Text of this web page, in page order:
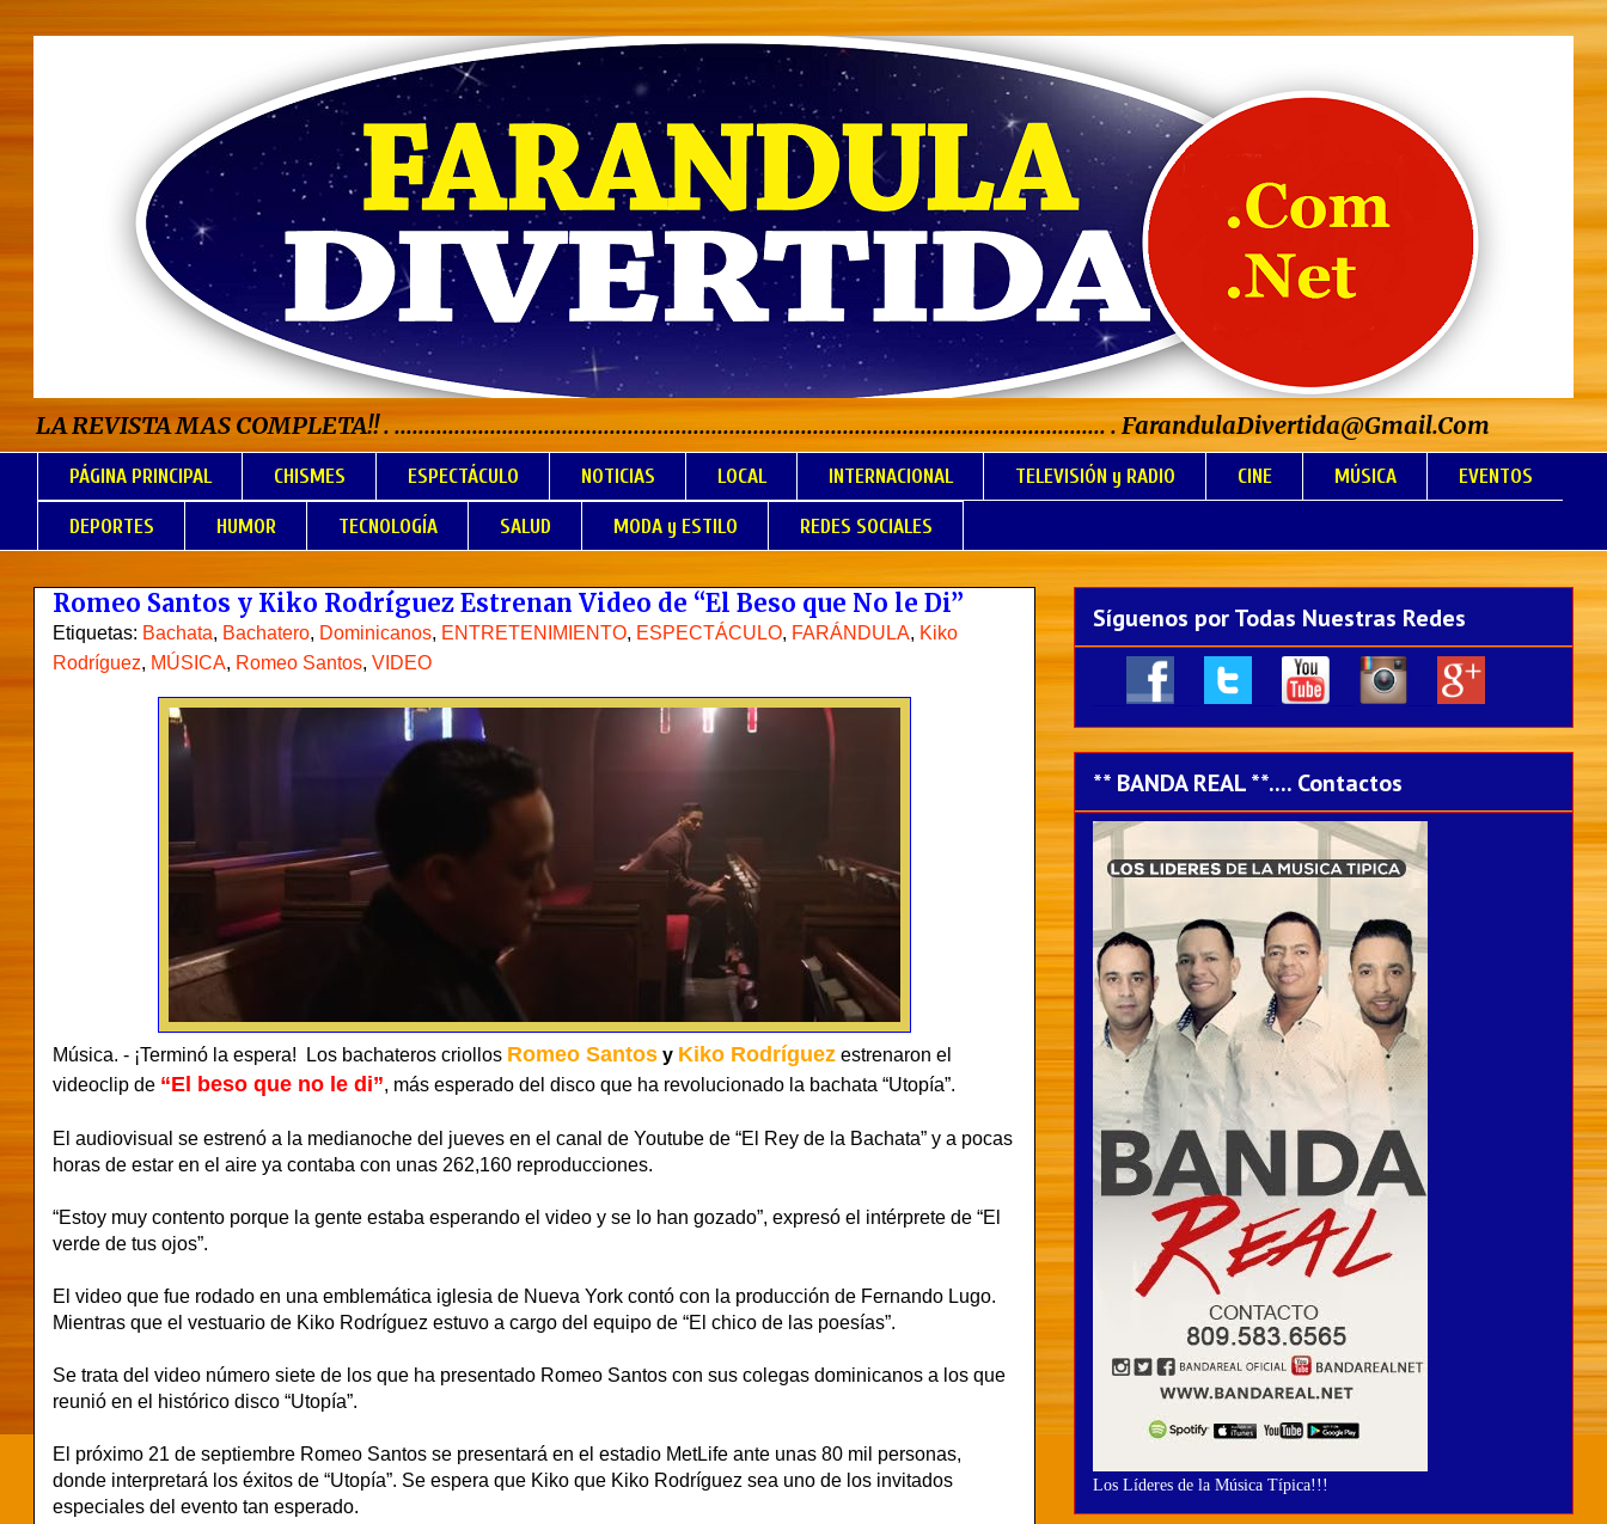
LA REVISTA MAS COMPLETA!! . ....................................................................................................................... . FarandulaDivertida@Gmail.Com
PÁGINA PRINCIPAL CHISMES ESPECTÁCULO NOTICIAS LOCAL INTERNACIONAL TELEVISIÓN y RADIO CINE MÚSICA EVENTOS
DEPORTES HUMOR TECNOLOGÍA SALUD MODA y ESTILO REDES SOCIALES
Romeo Santos y Kiko Rodríguez Estrenan Video de “El Beso que No le Di”
Etiquetas: Bachata, Bachatero, Dominicanos, ENTRETENIMIENTO, ESPECTÁCULO, FARÁNDULA, Kiko
Rodríguez, MÚSICA, Romeo Santos, VIDEO
Música. - ¡Terminó la espera! Los bachateros criollos Romeo Santos y Kiko Rodríguez estrenaron el
videoclip de “El beso que no le di”, más esperado del disco que ha revolucionado la bachata “Utopía”.
El audiovisual se estrenó a la medianoche del jueves en el canal de Youtube de “El Rey de la Bachata” y a pocas
horas de estar en el aire ya contaba con unas 262,160 reproducciones.
“Estoy muy contento porque la gente estaba esperando el video y se lo han gozado”, expresó el intérprete de “El
verde de tus ojos”.
El video que fue rodado en una emblemática iglesia de Nueva York contó con la producción de Fernando Lugo.
Mientras que el vestuario de Kiko Rodríguez estuvo a cargo del equipo de “El chico de las poesías”.
Se trata del video número siete de los que ha presentado Romeo Santos con sus colegas dominicanos a los que
reunió en el histórico disco “Utopía”.
El próximo 21 de septiembre Romeo Santos se presentará en el estadio MetLife ante unas 80 mil personas,
donde interpretará los éxitos de “Utopía”. Se espera que Kiko que Kiko Rodríguez sea uno de los invitados
especiales del evento tan esperado.
Síguenos por Todas Nuestras Redes
** BANDA REAL **.... Contactos
Los Líderes de la Música Típica!!!